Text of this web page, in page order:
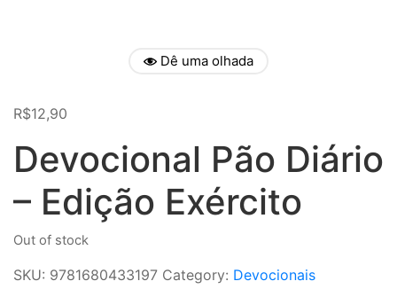
Dê uma olhada
R$12,90
Devocional Pão Diário
– Edição Exército
Out of stock
SKU: 9781680433197 Category: Devocionais